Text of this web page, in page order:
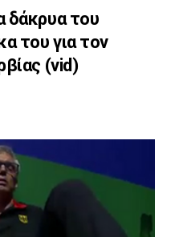
δάκρυα του
του για τον
(vid)